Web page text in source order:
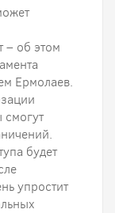
– об этом
Ермолаев.
смогут
будет
упростит